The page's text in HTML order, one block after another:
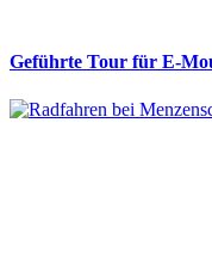
Geführte Tour für E-